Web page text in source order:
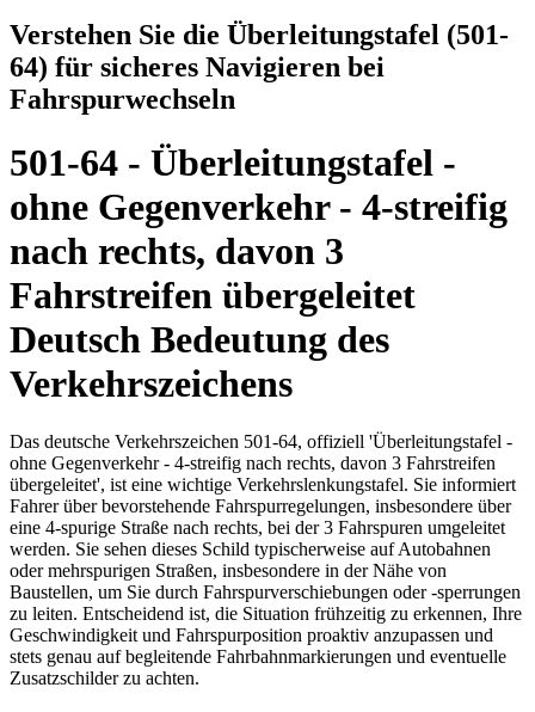
Verstehen Sie die Überleitungstafel (501-
64) für sicheres Navigieren bei
Fahrspurwechseln
501-64 - Überleitungstafel -
ohne Gegenverkehr - 4-streifig
nach rechts, davon 3
Fahrstreifen übergeleitet
Deutsch Bedeutung des
Verkehrszeichens
Das deutsche Verkehrszeichen 501-64, offiziell 'Überleitungstafel -
ohne Gegenverkehr - 4-streifig nach rechts, davon 3 Fahrstreifen
übergeleitet', ist eine wichtige Verkehrslenkungstafel. Sie informiert
Fahrer über bevorstehende Fahrspurregelungen, insbesondere über
eine 4-spurige Straße nach rechts, bei der 3 Fahrspuren umgeleitet
werden. Sie sehen dieses Schild typischerweise auf Autobahnen
oder mehrspurigen Straßen, insbesondere in der Nähe von
Baustellen, um Sie durch Fahrspurverschiebungen oder -sperrungen
zu leiten. Entscheidend ist, die Situation frühzeitig zu erkennen, Ihre
Geschwindigkeit und Fahrspurposition proaktiv anzupassen und
stets genau auf begleitende Fahrbahnmarkierungen und eventuelle
Zusatzschilder zu achten.